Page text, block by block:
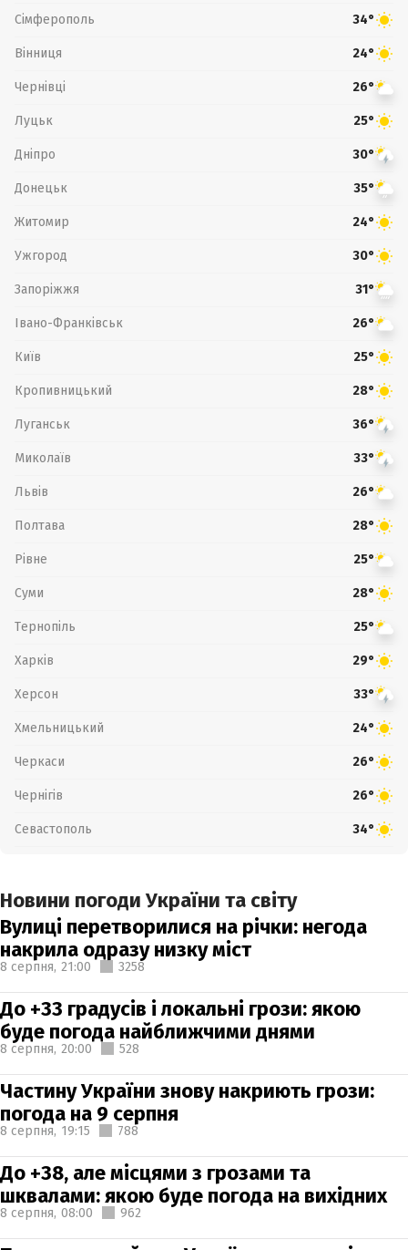
Сімферополь 34°
Вінниця 24°
Чернівці 26°
Луцьк 25°
Дніпро 30°
Донецьк 35°
Житомир 24°
Ужгород 30°
Запоріжжя 31°
Івано-Франківськ 26°
Київ 25°
Кропивницький 28°
Луганськ 36°
Миколаїв 33°
Львів 26°
Полтава 28°
Рівне 25°
Суми 28°
Тернопіль 25°
Харків 29°
Херсон 33°
Хмельницький 24°
Черкаси 26°
Чернігів 26°
Севастополь 34°
Новини погоди України та світу
Вулиці перетворилися на річки: негода
накрила одразу низку міст
8 серпня, 21:00 3258
До +33 градусів і локальні грози: якою
буде погода найближчими днями
8 серпня, 20:00 528
Частину України знову накриють грози:
погода на 9 серпня
8 серпня, 19:15 788
До +38, але місцями з грозами та
шквалами: якою буде погода на вихідних
8 серпня, 08:00 962